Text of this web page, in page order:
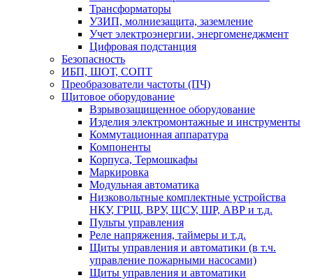
Трансформаторы
УЗИП, молниезащита, заземление
Учет электроэнергии, энергоменеджмент
Цифровая подстанция
Безопасность
ИБП, ШОТ, СОПТ
Преобразователи частоты (ПЧ)
Щитовое оборудование
Взрывозащищенное оборудование
Изделия электромонтажные и инструменты
Коммутационная аппаратура
Компоненты
Корпуса, Термошкафы
Маркировка
Модульная автоматика
Низковольтные комплектные устройства
НКУ, ГРЩ, ВРУ, ЩСУ, ШР, АВР и т.д.
Пульты управления
Реле напряжения, таймеры и т.д.
Щиты управления и автоматики (в т.ч.
управление пожарными насосами)
Щиты управления и автоматики